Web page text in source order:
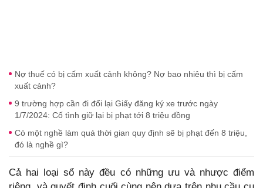
Nợ thuế có bị cấm xuất cảnh không? Nợ bao nhiêu thì bị cấm
xuất cảnh?
9 trường hợp cần đi đổi lại Giấy đăng ký xe trước ngày
1/7/2024: Cố tình giữ lại bị phạt tới 8 triệu đồng
Có một nghề làm quá thời gian quy định sẽ bị phạt đến 8 triệu,
đó là nghề gì?
Cả hai loại sổ này đều có những ưu và nhược điểm